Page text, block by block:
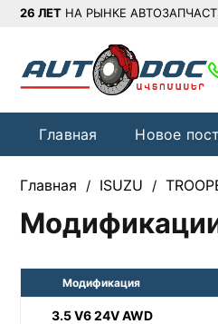
26 ЛЕТ НА РЫНКЕ
Главная Новое
Главная / ISUZU /
Модификации
Модификация
3.5 V6 24V AWD